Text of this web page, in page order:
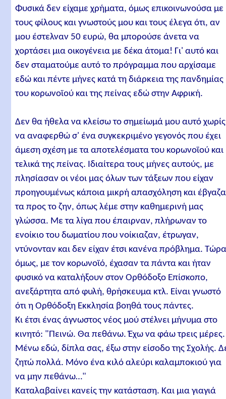
Φυσικά δεν είχαμε χρήματα, όμως επικοινωνούσα με
τους φίλους και γνωστούς μου και τους έλεγα ότι, αν
μου έστελναν 50 ευρώ, θα μπορούσε άνετα να
χορτάσει μια οικογένεια με δέκα άτομα! Γι' αυτό και
δεν σταματούμε αυτό το πρόγραμμα που αρχίσαμε
εδώ και πέντε μήνες κατά τη διάρκεια της πανδημίας
του κορωνοϊού και της πείνας εδώ στην Αφρική.
Δεν θα ήθελα να κλείσω το σημείωμά μου αυτό χωρίς
να αναφερθώ σ' ένα συγκεκριμένο γεγονός που έχει
άμεση σχέση με τα αποτελέσματα του κορωνοϊού και
τελικά της πείνας. Ιδιαίτερα τους μήνες αυτούς, με
πλησίασαν οι νέοι μας όλων των τάξεων που είχαν
προηγουμένως κάποια μικρή απασχόληση και
τα προς το ζην, όπως λέμε στην καθημερινή μας
γλώσσα. Με τα λίγα που έπαιρναν, πλήρωναν το
ενοίκιο του δωματίου που νοίκιαζαν, έτρωγαν,
ντύνονταν και δεν είχαν έτσι κανένα πρόβλημα.
όμως, με τον κορωνοϊό, έχασαν τα πάντα και ήταν
φυσικό να καταλήξουν στον Ορθόδοξο Επίσκοπο,
ανεξάρτητα από φυλή, θρήσκευμα κτλ. Είναι γνωστό
ότι η Ορθόδοξη Εκκλησία βοηθά τους πάντες.
Κι έτσι ένας άγνωστος νέος μού στέλνει μήνυμα στο
κινητό: "Πεινώ. Θα πεθάνω. Έχω να φάω τρεις μέρες.
Μένω εδώ, δίπλα σας, έξω στην είσοδο της Σχολής.
ζητώ πολλά. Μόνο ένα κιλό αλεύρι καλαμποκιού για
να μην πεθάνω…"
Καταλαβαίνει κανείς την κατάσταση. Και μια γιαγιά